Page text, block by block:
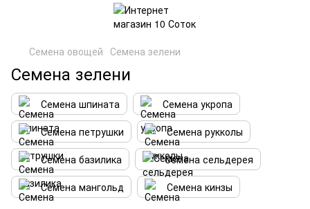
Семена овощей Семена зелени
Семена зелени
Семена шпината
Семена укропа
Семена петрушки
Семена рукколы
Семена базилика
Семена сельдерея
Семена мангольд
Семена кинзы